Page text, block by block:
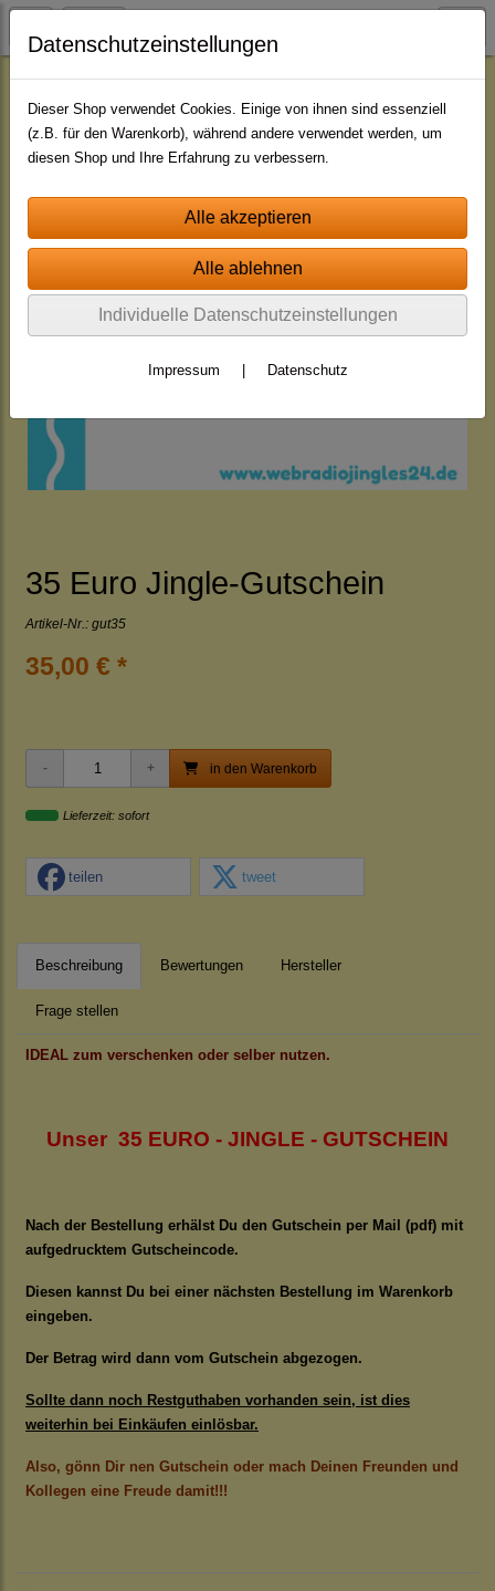
35 Euro Jingle-Gutschein
Artikel-Nr.: gut35
35,00 € *
in den Warenkorb
Lieferzeit: sofort
teilen tweet
Beschreibung Bewertungen Hersteller
Frage stellen
IDEAL zum verschenken oder selber nutzen.
Unser 35 EURO - JINGLE - GUTSCHEIN
Nach der Bestellung erhälst Du den Gutschein per Mail (pdf) mit
aufgedrucktem Gutscheincode.
Diesen kannst Du bei einer nächsten Bestellung im Warenkorb
eingeben.
Der Betrag wird dann vom Gutschein abgezogen.
Sollte dann noch Restguthaben vorhanden sein, ist dies
weiterhin bei Einkäufen einlösbar.
Also, gönn Dir nen Gutschein oder mach Deinen Freunden und
Kollegen eine Freude damit!!!
Datenschutzeinstellungen
Dieser Shop verwendet Cookies. Einige von ihnen sind essenziell
(z.B. für den Warenkorb), während andere verwendet werden, um
diesen Shop und Ihre Erfahrung zu verbessern.
Individuelle Datenschutzeinstellungen
Impressum Datenschutz